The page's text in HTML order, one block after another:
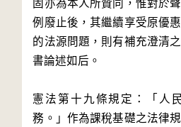
固亦為本人所贊同，惟對於
例廢止後，其繼續享受原優
的法源問題，則有補充澄清
書論述如后。
憲法第十九條規定：「人
務。」作為課稅基礎之法律